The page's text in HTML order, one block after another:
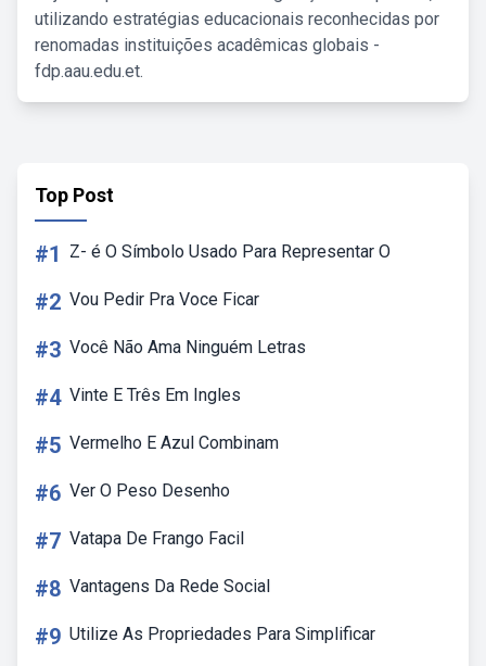
utilizando estratégias educacionais reconhecidas por
renomadas instituições acadêmicas globais -
fdp.aau.edu.et.
Top Post
#1 Z- é O Símbolo Usado Para Representar O
#2 Vou Pedir Pra Voce Ficar
#3 Você Não Ama Ninguém Letras
#4 Vinte E Três Em Ingles
#5 Vermelho E Azul Combinam
#6 Ver O Peso Desenho
#7 Vatapa De Frango Facil
#8 Vantagens Da Rede Social
#9 Utilize As Propriedades Para Simplificar